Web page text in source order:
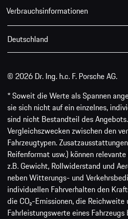
Verbrauchsinformationen
Deutschland
© 2026 Dr. Ing. h.c. F. Porsche AG.
* Soweit die Werte als Spannen
sie sich nicht auf ein einzelnes,
sind nicht Bestandteil des
Vergleichszwecken zwischen den
Fahrzeugtypen.
Reifenformat usw.) können
z.B. Gewicht, Rollwiderstand und
neben Witterungs- und
individuellen Fahrverhalten den
die CO₂-Emissionen, die Reichweite
Fahrleistungswerte eines Fahrzeugs